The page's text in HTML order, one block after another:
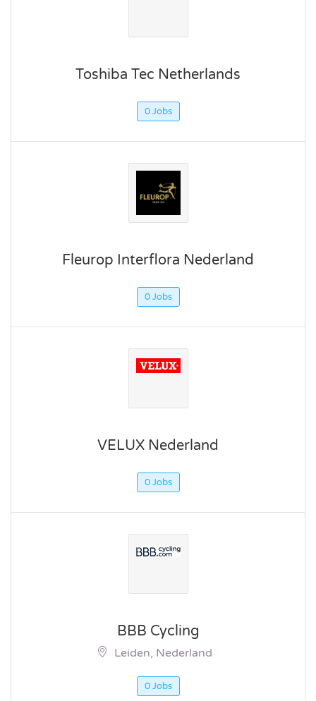
Toshiba Tec Netherlands
0 Jobs
Fleurop Interflora Nederland
0 Jobs
VELUX Nederland
0 Jobs
BBB Cycling
Leiden, Nederland
0 Jobs